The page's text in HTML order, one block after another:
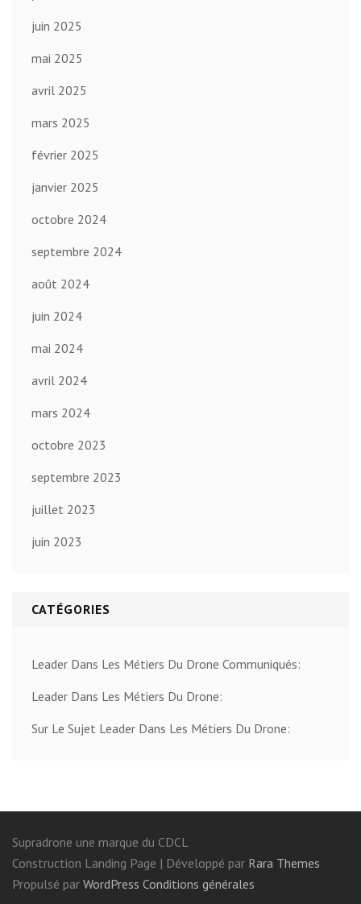
juin 2025
mai 2025
avril 2025
mars 2025
février 2025
janvier 2025
octobre 2024
septembre 2024
août 2024
juin 2024
mai 2024
avril 2024
mars 2024
octobre 2023
septembre 2023
juillet 2023
juin 2023
CATÉGORIES
Leader Dans Les Métiers Du Drone Communiqués:
Leader Dans Les Métiers Du Drone:
Sur Le Sujet Leader Dans Les Métiers Du Drone:
Supradrone une marque du CDCL
Construction Landing Page | Développé par Rara Themes
Propulsé par WordPress Conditions générales